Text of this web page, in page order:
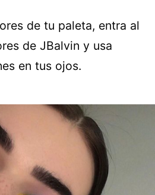
de tu paleta, entra al
de JBalvin y usa
en tus ojos.